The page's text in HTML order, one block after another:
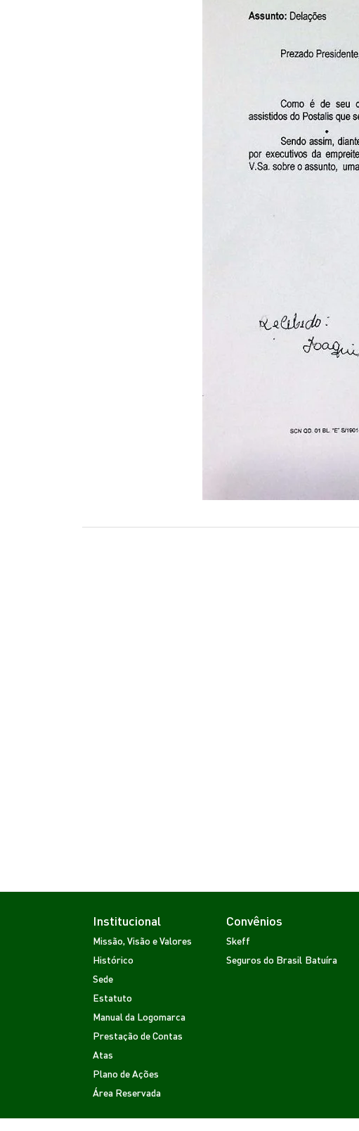
Institucional
Missão, Visão e Valores
Histórico
Sede
Estatuto
Manual da Logomarca
Prestação de Contas
Atas
Plano de Ações
Área Reservada
Convênios
Skeff
Seguros do Brasil Batuíra